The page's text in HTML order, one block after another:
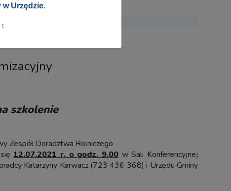
szkolenie
Zespół Doradztwa Rolniczego
12.07.2021 r. o godz. 9.00w Sali Konferencyjnej
Katarzyny Karwacz (723 436 368) i Urzędu Gminy
Urzędzie.